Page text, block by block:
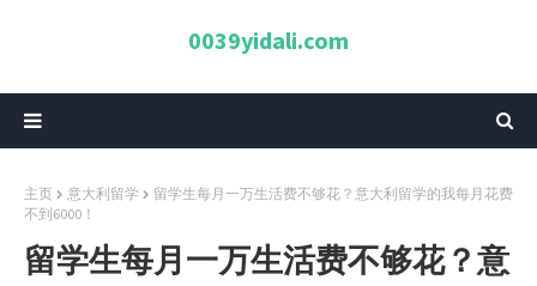
0039yidali.com
主页 意大利留学
留学生每月一万生活费不够花？意大利留学的我每月花费
不到6000！
留学生每月一万生活费不够花？意